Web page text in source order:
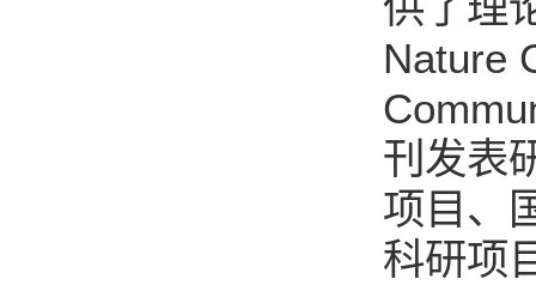
Nature
刊发表
项目、
科研项